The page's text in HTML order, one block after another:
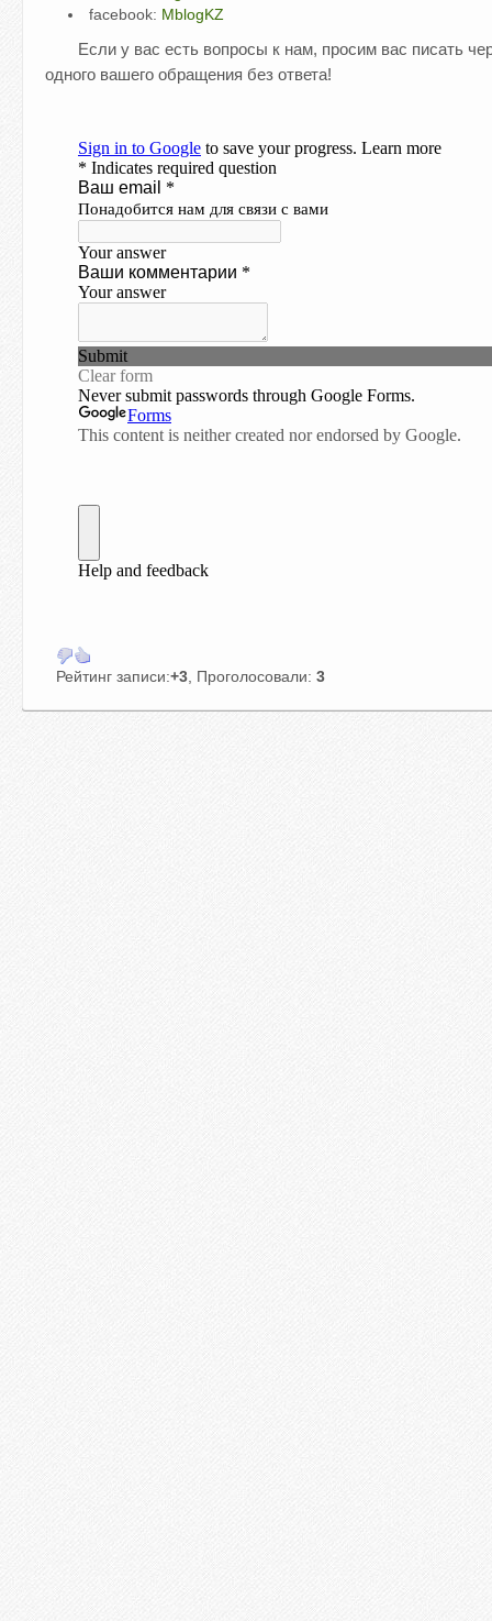
facebook: MblogKZ
Если у вас есть вопросы к нам, просим вас писать
одного вашего обращения без ответа!
Рейтинг записи:+3 , Проголосовали: 3